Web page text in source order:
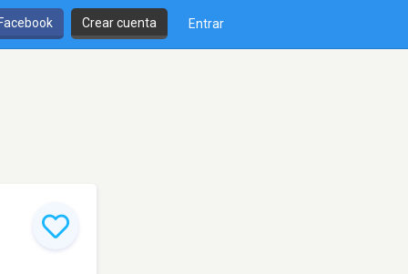
Crear cuenta Entrar